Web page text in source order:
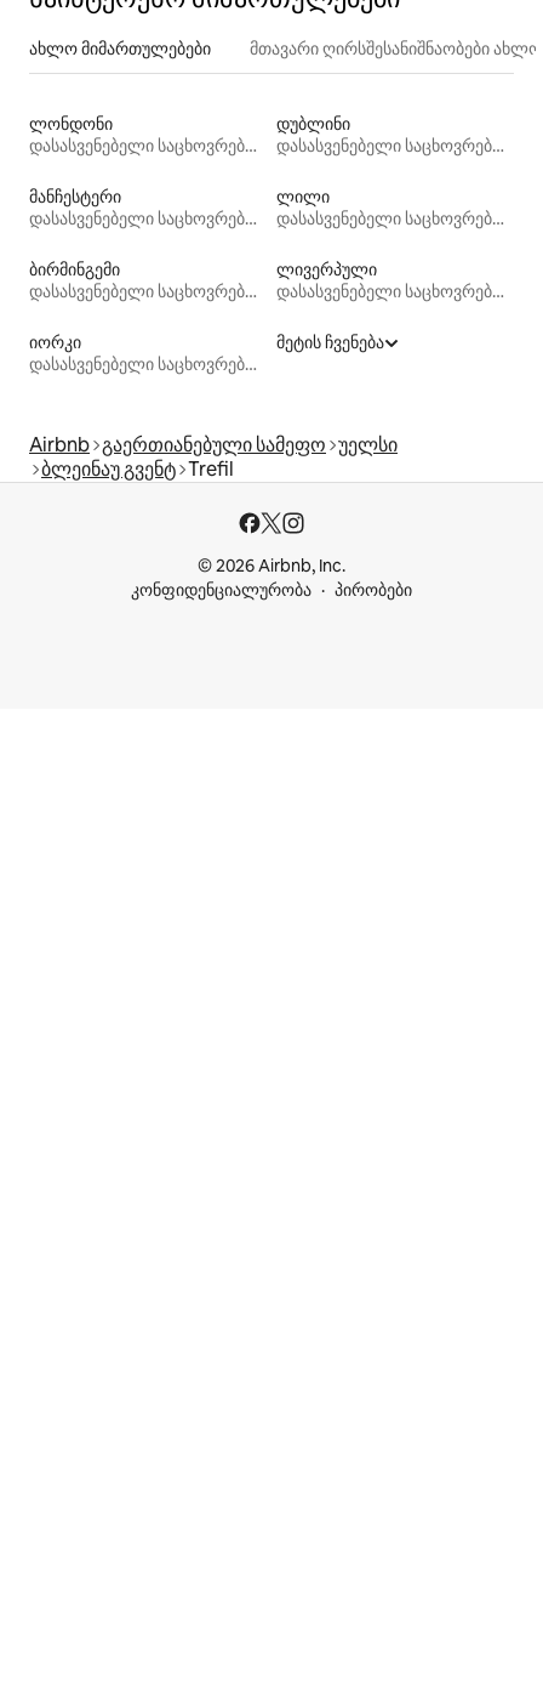
ახლო მიმართულებები მთავარი ღირსშესანიშნაობები
ლონდონი
დასასვენებელი საცხოვრებლები
დუბლინი
დასასვენებელი საცხოვრებლები
მანჩესტერი
დასასვენებელი საცხოვრებლები
ლილი
დასასვენებელი საცხოვრებლები
ბირმინგემი
დასასვენებელი საცხოვრებლები
ლივერპული
დასასვენებელი საცხოვრებლები
იორკი
დასასვენებელი საცხოვრებლები
მეტის ჩვენება
Airbnb გაერთიანებული სამეფო უელსი
ბლეინაუ გვენტ Trefil
© 2026 Airbnb, Inc.
კონფიდენციალურობა
პირობები